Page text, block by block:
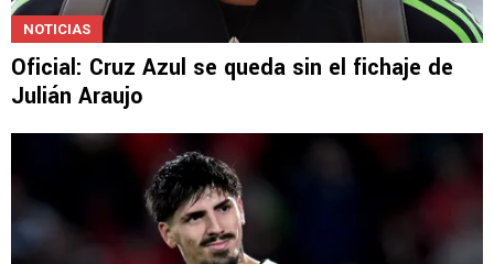
NOTICIAS
Oficial: Cruz Azul se queda sin el fichaje de
Julián Araujo